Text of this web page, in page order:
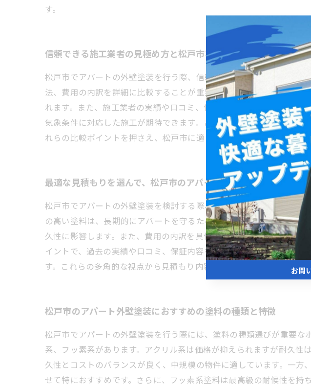
す。
信頼できる施工業者の見極め方と松戸市ならではの注意点
松戸市でアパートの外壁塗装を行う際、信頼できる施工業者を選ぶ
法、費用の内訳を詳細に比較することが重要です。松戸市の気候は
れます。また、施工業者の実績や口コミ、保証内容もしっかり確認
気象条件に対応した施工が期待できます。さらに、工事内容の説明
れらの比較ポイントを押さえ、松戸市に適した外壁塗装を安心して依
最適な見積もりを選んで、松戸市のアパート外壁塗装を成功させる
松戸市でアパートの外壁塗装を検討する際、最適な見積もり選びは
の高い塗料は、長期的にアパートを守るために重要です。次に、施
久性に影響します。また、費用の内訳を具体的に把握し、不明瞭な
イントで、過去の実績や口コミ、保証内容を確認することで安心感
す。これらの多角的な視点から見積もり内容を比較検討し、適切な業
松戸市のアパート外壁塗装におすすめの塗料の種類と特徴
松戸市でアパートの外壁塗装を行う際には、塗料の種類選びが重要
系、フッ素系があります。アクリル系は価格が抑えられますが耐久
久性とコストのバランスが良く、中規模の物件に適しています。一
せて特におすすめです。さらに、フッ素系塗料は最高級の耐候性を持
お
お問